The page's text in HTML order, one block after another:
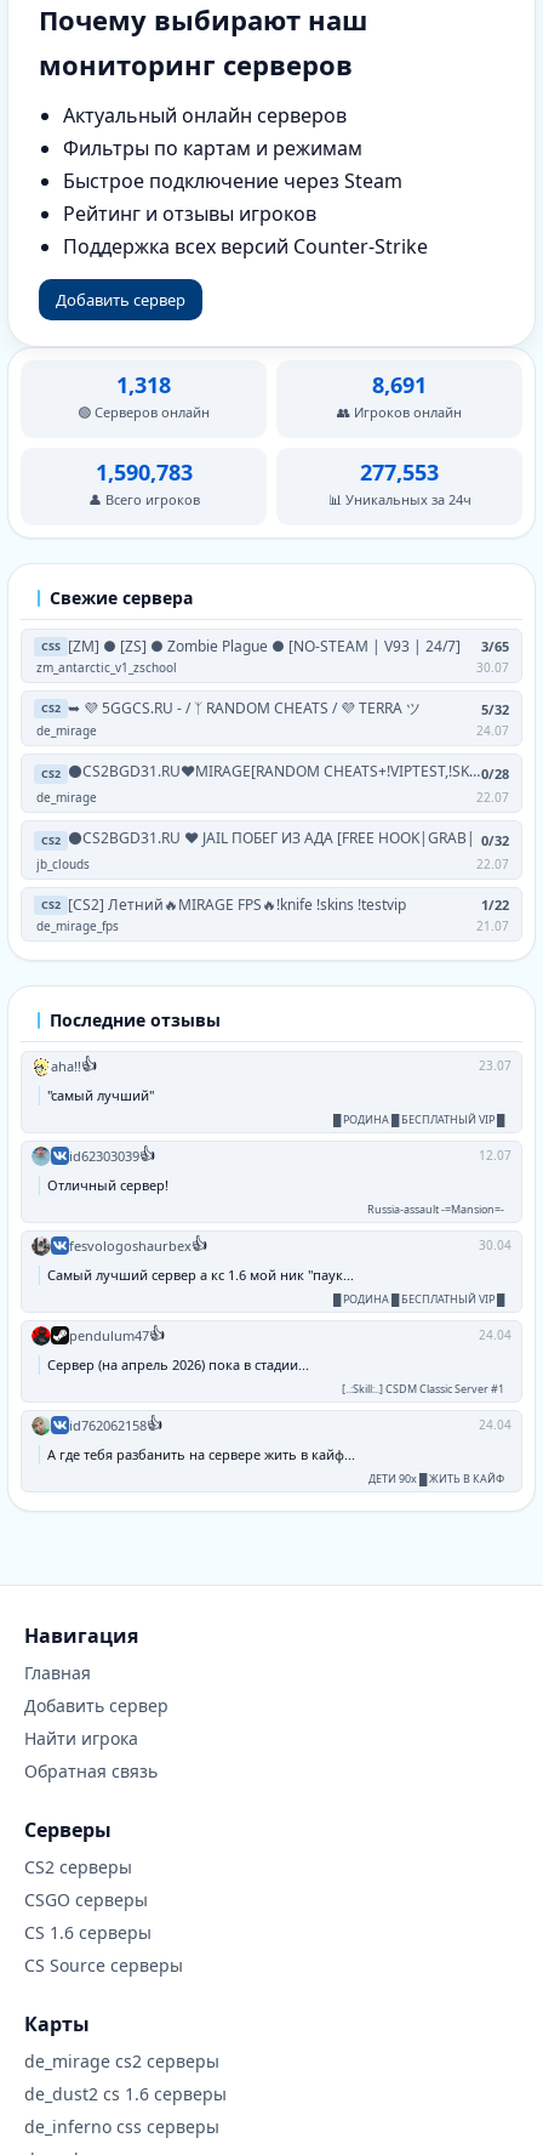
Почему выбирают наш
мониторинг серверов
Актуальный онлайн серверов
Фильтры по картам и режимам
Быстрое подключение через Steam
Рейтинг и отзывы игроков
Поддержка всех версий Counter-Strike
Добавить сервер
1,318
🟢 Серверов онлайн
8,691
👥 Игроков онлайн
1,590,783
👤 Всего игроков
277,553
📊 Уникальных за 24ч
Свежие сервера
CSS [ZM] ● [ZS] ● Zombie Plague ● [NO-STEAM | V93 | 24/7] 3/65
zm_antarctic_v1_zschool 30.07
CS2 ➥ 💜 5GGCS.RU - / ᛉ RANDOM CHEATS / 💜 TERRA ツ 5/32
de_mirage 24.07
CS2 ⚫CS2BGD31.RU❤MIRAGE[RANDOM CHEATS+!VIPTEST,!SKINS]0/28
de_mirage 22.07
CS2 ⚫CS2BGD31.RU ❤ JAIL ПОБЕГ ИЗ АДА [FREE HOOK|GRAB| 0/32
jb_clouds 22.07
CS2 [CS2] Летний🔥MIRAGE FPS🔥!knife !skins !testvip 1/22
de_mirage_fps 21.07
Последние отзывы
aha!!👍 23.07
"самый лучший"
█ РОДИНА █ БЕСПЛАТНЫЙ VIP █
id62303039👍 12.07
Отличный сервер!
Russia-assault -=Mansion=-
fesvologoshaurbex👍 30.04
Самый лучший сервер а кс 1.6 мой ник "паук...
█ РОДИНА █ БЕСПЛАТНЫЙ VIP █
pendulum47👍 24.04
Сервер (на апрель 2026) пока в стадии...
[..:Skill:..] CSDM Classic Server #1
id762062158👍 24.04
А где тебя разбанить на сервере жить в кайф...
ДЕТИ 90х █ ЖИТЬ В КАЙФ
Навигация
Главная
Добавить сервер
Найти игрока
Обратная связь
Серверы
CS2 серверы
CSGO серверы
CS 1.6 серверы
CS Source серверы
Карты
de_mirage cs2 серверы
de_dust2 cs 1.6 серверы
de_inferno css серверы